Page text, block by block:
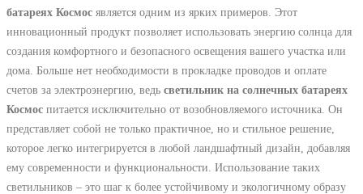
батареях Космос является одним из ярких примеров. Этот
инновационный продукт позволяет использовать энергию солнца для
создания комфортного и безопасного освещения вашего участка или
дома. Больше нет необходимости в прокладке проводов и оплате
счетов за электроэнергию, ведь светильник на солнечных батареях
Космос питается исключительно от возобновляемого источника. Он
представляет собой не только практичное, но и стильное решение,
которое легко интегрируется в любой ландшафтный дизайн, добавляя
ему современности и функциональности. Использование таких
светильников – это шаг к более устойчивому и экологичному образу